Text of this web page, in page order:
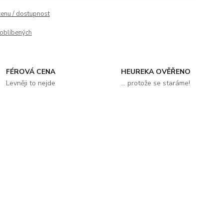
/ dostupnost
FÉROVÁ CENA
Levněji to nejde
HEUREKA OVĚŘENO
... protože se staráme!